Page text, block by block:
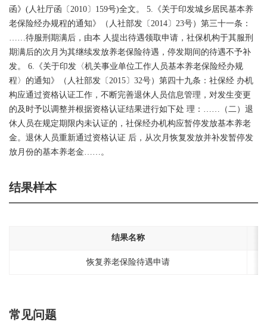
函》(人社厅函〔2010〕159号)全文。 5.《关于印发城乡居民基本养
老保险经办规程的通知》（人社部发〔2014〕23号）第三十一条：
……待服刑期满后，由本 人提出待遇领取申请，社保机构于其服刑
期满后的次月为其继续发放养老保险待遇，停发期间的待遇不予补
发。 6.《关于印发〈机关事业单位工作人员基本养老保险经办规
程〉的通知》（人社部发〔2015〕32号）第四十九条：社保经 办机
构应通过资格认证工作，不断完善退休人员信息管理，对发生变更
的及时予以调整并根据资格认证结果进行如下处 理：……（二）退
休人员在规定期限内未认证的，社保经办机构应暂停发放基本养老
金。退休人员重新通过资格认证 后，从次月恢复发放并补发暂停发
放月份的基本养老金……。
结果样本
结果名称
恢复养老保险待遇申请
常见问题